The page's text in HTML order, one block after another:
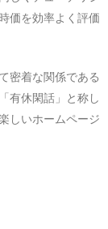
価を効率よく評価
密着な関係である
有休閑話」と称し
しいホームページ